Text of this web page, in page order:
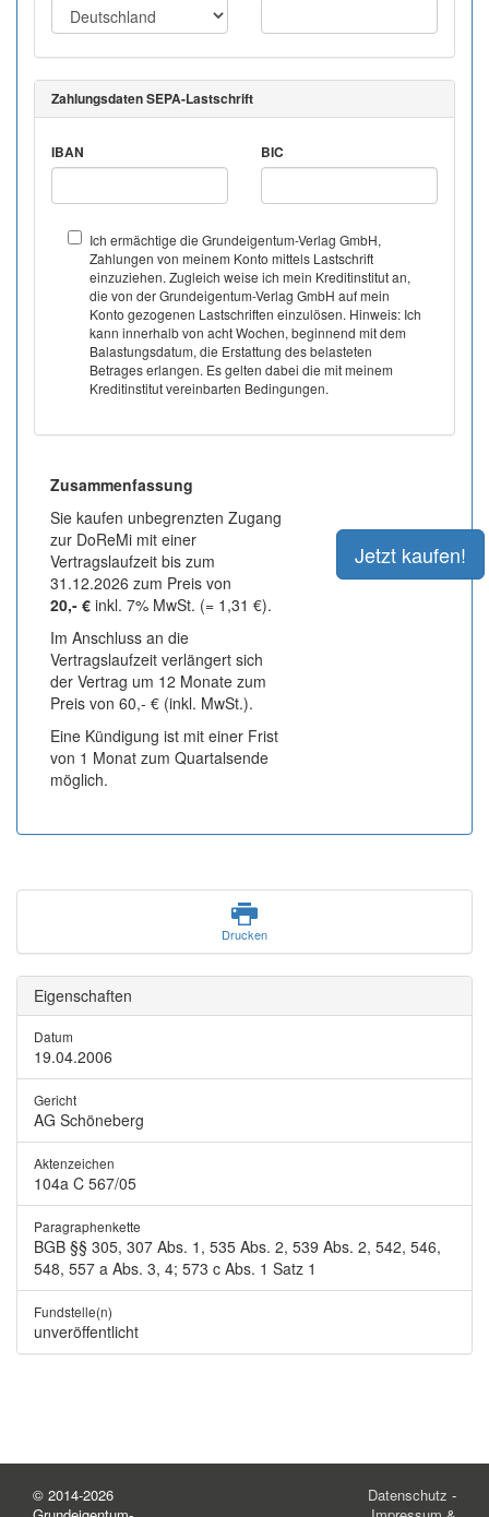
Zahlungsdaten SEPA-Lastschrift
IBAN BIC
Ich ermächtige die Grundeigentum-Verlag GmbH,
Zahlungen von meinem Konto mittels Lastschrift
einzuziehen. Zugleich weise ich mein Kreditinstitut an,
die von der Grundeigentum-Verlag GmbH auf mein
Konto gezogenen Lastschriften einzulösen. Hinweis: Ich
kann innerhalb von acht Wochen, beginnend mit dem
Balastungsdatum, die Erstattung des belasteten
Betrages erlangen. Es gelten dabei die mit meinem
Kreditinstitut vereinbarten Bedingungen.
Zusammenfassung
Sie kaufen unbegrenzten Zugang
zur DoReMi mit einer
Vertragslaufzeit bis zum
31.12.2026 zum Preis von
20,- € inkl. 7% MwSt. (= 1,31 €).
Im Anschluss an die
Vertragslaufzeit verlängert sich
der Vertrag um 12 Monate zum
Preis von 60,- € (inkl. MwSt.).
Eine Kündigung ist mit einer Frist
von 1 Monat zum Quartalsende
möglich.
Drucken
Eigenschaften
Datum
19.04.2006
Gericht
AG Schöneberg
Aktenzeichen
104a C 567/05
Paragraphenkette
BGB §§ 305, 307 Abs. 1, 535 Abs. 2, 539 Abs. 2, 542, 546,
548, 557 a Abs. 3, 4; 573 c Abs. 1 Satz 1
Fundstelle(n)
unveröffentlicht
© 2014-2026
Datenschutz -